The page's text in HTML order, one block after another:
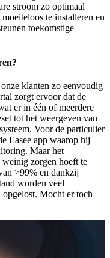
stroom zo optimaal
te installeren en
toekomstige
klanten zo eenvoudig
zorgt ervoor dat de
er in één of meerdere
tot het weergeven van
Voor de particulier
Easee app waarop hij
Maar het
weinig zorgen hoeft te
>99% en dankzij
worden veel
Mocht er toch